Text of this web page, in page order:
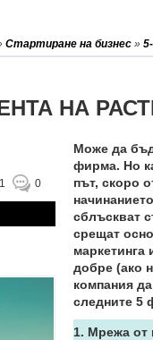
Стартиране на бизнес »
НА
0
Може да
фирма. Но
път, скоро
сблъскват
срещат
маркетинга
добре (ако
компания
следните 5
1. Мрежа от